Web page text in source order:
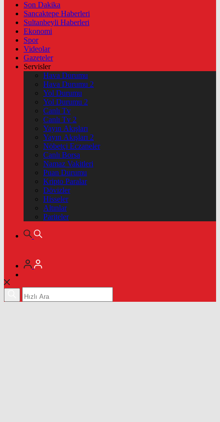
Son Dakika
Sancaktepe Haberleri
Sultanbeyli Haberleri
Ekonomi
Spor
Videolar
Gazeteler
Servisler
Hava Durumu
Hava Durumu 2
Yol Durumu
Yol Durumu 2
Canlı Tv
Canlı Tv 2
Yayın Akışları
Yayın Akışları 2
Nöbetçi Eczaneler
Canlı Borsa
Namaz Vakitleri
Puan Durumu
Kripto Paralar
Dövizler
Hisseler
Altınlar
Pariteler